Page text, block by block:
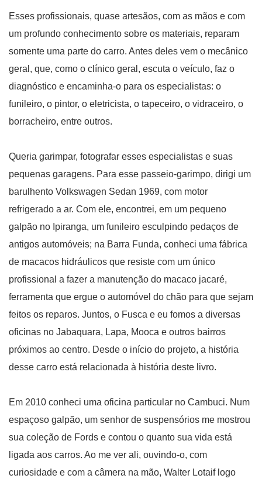
Esses profissionais, quase artesãos, com as mãos e com
um profundo conhecimento sobre os materiais, reparam
somente uma parte do carro. Antes deles vem o mecânico
geral, que, como o clínico geral, escuta o veículo, faz o
diagnóstico e encaminha-o para os especialistas: o
funileiro, o pintor, o eletricista, o tapeceiro, o vidraceiro, o
borracheiro, entre outros.
Queria garimpar, fotografar esses especialistas e suas
pequenas garagens. Para esse passeio-garimpo, dirigi um
barulhento Volkswagen Sedan 1969, com motor
refrigerado a ar. Com ele, encontrei, em um pequeno
galpão no Ipiranga, um funileiro esculpindo pedaços de
antigos automóveis; na Barra Funda, conheci uma fábrica
de macacos hidráulicos que resiste com um único
profissional a fazer a manutenção do macaco jacaré,
ferramenta que ergue o automóvel do chão para que sejam
feitos os reparos. Juntos, o Fusca e eu fomos a diversas
oficinas no Jabaquara, Lapa, Mooca e outros bairros
próximos ao centro. Desde o início do projeto, a história
desse carro está relacionada à história deste livro.
Em 2010 conheci uma oficina particular no Cambuci. Num
espaçoso galpão, um senhor de suspensórios me mostrou
sua coleção de Fords e contou o quanto sua vida está
ligada aos carros. Ao me ver ali, ouvindo-o, com
curiosidade e com a câmera na mão, Walter Lotaif logo